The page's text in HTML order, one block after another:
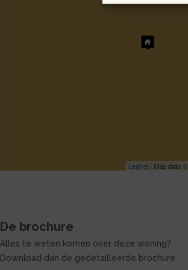
Leaflet | Map data ©
De brochure
Alles te weten komen over deze woning?
Download dan de gedetailleerde brochure.